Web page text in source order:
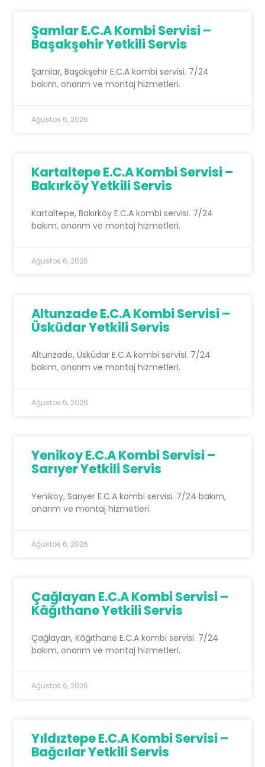
Şamlar E.C.A Kombi Servisi –
Başakşehir Yetkili Servis
Şamlar, Başakşehir E.C.A kombi servisi. 7/24
bakım, onarım ve montaj hizmetleri.
Ağustos 6, 2026
Kartaltepe E.C.A Kombi Servisi –
Bakırköy Yetkili Servis
Kartaltepe, Bakırköy E.C.A kombi servisi. 7/24
bakım, onarım ve montaj hizmetleri.
Ağustos 6, 2026
Altunzade E.C.A Kombi Servisi –
Üsküdar Yetkili Servis
Altunzade, Üsküdar E.C.A kombi servisi. 7/24
bakım, onarım ve montaj hizmetleri.
Ağustos 6, 2026
Yenikoy E.C.A Kombi Servisi –
Sarıyer Yetkili Servis
Yenikoy, Sarıyer E.C.A kombi servisi. 7/24 bakım,
onarım ve montaj hizmetleri.
Ağustos 6, 2026
Çağlayan E.C.A Kombi Servisi –
Kâğıthane Yetkili Servis
Çağlayan, Kâğıthane E.C.A kombi servisi. 7/24
bakım, onarım ve montaj hizmetleri.
Ağustos 6, 2026
Yıldıztepe E.C.A Kombi Servisi –
Bağcılar Yetkili Servis